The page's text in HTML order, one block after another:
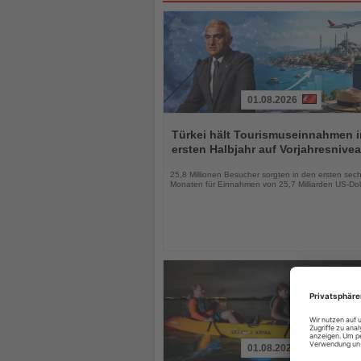
Sie
die
01.08.2026
Türkei hält Tourismuseinnahmen
ersten Halbjahr auf
25,8 Millionen Besucher sorgten in den ersten
Monaten für Einnahmen von 25,7 Milliarden US-
01.08.2026